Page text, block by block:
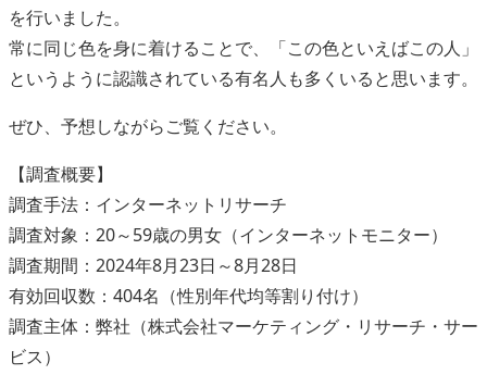
を行いました。
常に同じ色を身に着けることで、「この色といえばこの人」
というように認識されている有名人も多くいると思います。
ぜひ、予想しながらご覧ください。
【調査概要】
調査手法：インターネットリサーチ
調査対象：20～59歳の男女（インターネットモニター）
調査期間：2024年8月23日～8月28日
有効回収数：404名（性別年代均等割り付け）
調査主体：弊社（株式会社マーケティング・リサーチ・サー
ビス）